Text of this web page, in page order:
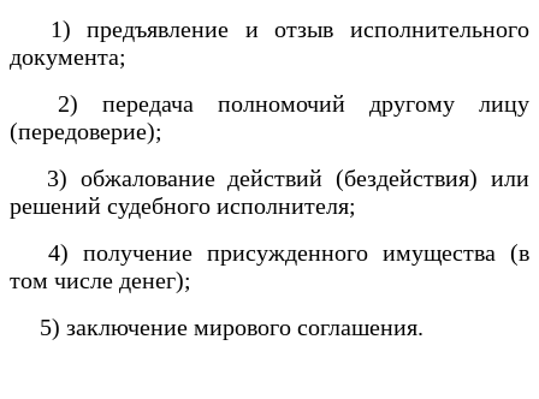
1) предъявление и отзыв исполнительного
документа;
2) передача полномочий другому лицу
(передоверие);
3) обжалование действий (бездействия) или
решений судебного исполнителя;
4) получение присужденного имущества (в
том числе денег);
5) заключение мирового соглашения.